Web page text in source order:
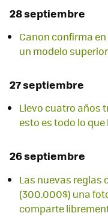
28 septiembre
Canon confirma
un modelo superior
27 septiembre
Llevo cuatro años
esto es todo lo que
26 septiembre
Las nuevas reglas
(300.000$) una
comparte